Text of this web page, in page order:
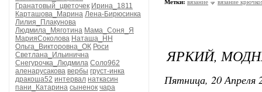
Гранатовый_цветочек Ирина_1811
Карташова_Марина Лена-Бирюсинка
Лилия_Плакунова
Людмила_Мяготина Мама_Соня_Я
МарияСоколова Наташа_НН
Ольга_Викторовна_ОК Роси
Светлана_Ильинична
Снегурочка_Людмила Соло962
аленарусакова вербы груст-инка
дракоша52 интервал наткасин
пани_Катарина сыненок чара
Метки: вязание вязание
ЯРКИЙ,
Пятница, 20 Апреля